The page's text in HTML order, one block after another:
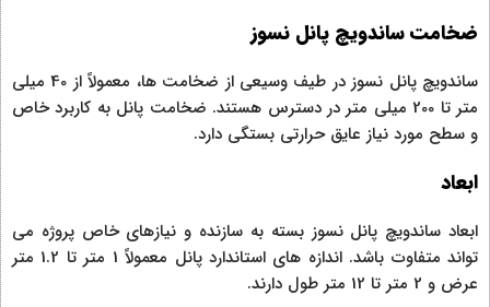
ضخامت ساندویچ پانل نسوز
ساندویچ پانل نسوز در طیف وسیعی از ضخامت ها، معمولاً از 40 میلی
متر تا 200 میلی متر در دسترس هستند. ضخامت پانل به کاربرد خاص
و سطح مورد نیاز عایق حرارتی بستگی دارد.
ابعاد
ابعاد ساندویچ پانل نسوز بسته به سازنده و نیازهای خاص پروژه می
تواند متفاوت باشد. اندازه های استاندارد پانل معمولاً 1 متر تا 1.2 متر
عرض و 2 متر تا 12 متر طول دارند.